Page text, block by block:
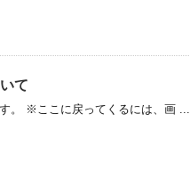
て
。 ※ここに戻ってくるには、画 ...